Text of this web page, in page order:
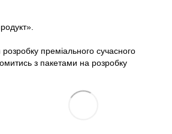
преміального сучасного
з пакетами на розробку